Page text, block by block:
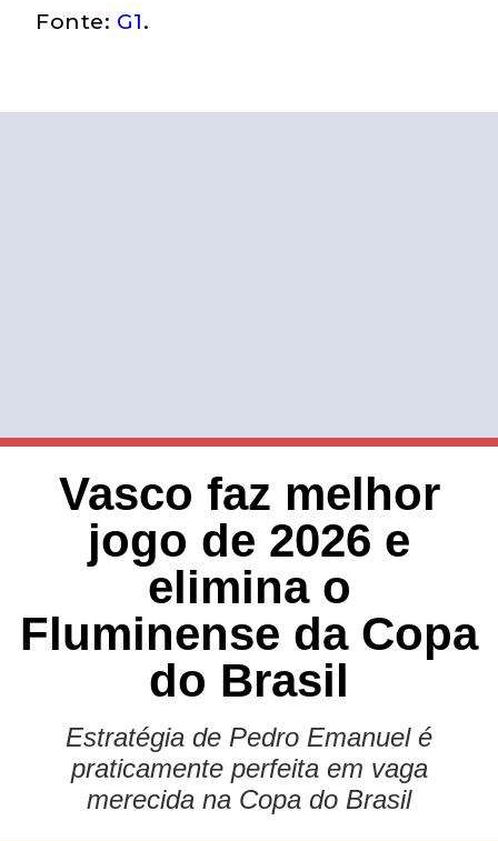
Fonte: G1.
Vasco faz melhor
jogo de 2026 e
elimina o
Fluminense da Copa
do Brasil
Estratégia de Pedro Emanuel é
praticamente perfeita em vaga
merecida na Copa do Brasil